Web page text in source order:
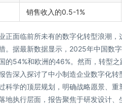
销售收入的0.5-1%
正面临前所未有的数字化转型浪潮
。据最新数据显示，2025年中国数
的54%和欧洲的46%。然而，转型
告深入探讨了中小制造企业数字化
科学的顶层规划，明确战略愿景、
地执行层面，报告聚焦于研发设计